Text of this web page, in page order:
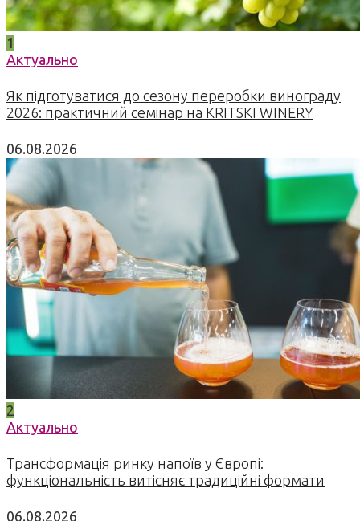
1
Актуально
Як підготуватися до сезону переробки винограду
2026: практичний семінар на KRITSKI WINERY
06.08.2026
2
Актуально
Трансформація ринку напоїв у Європі:
функціональність витісняє традиційні формати
06.08.2026